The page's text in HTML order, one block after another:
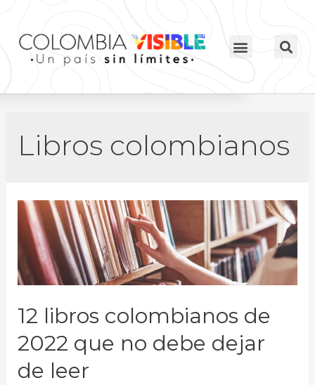
Libros colombianos
12 libros colombianos de
2022 que no debe dejar
de leer